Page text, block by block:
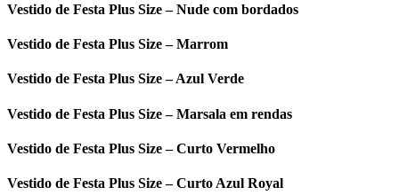
Vestido de Festa Plus Size – Nude com bordados
Vestido de Festa Plus Size – Marrom
Vestido de Festa Plus Size – Azul Verde
Vestido de Festa Plus Size – Marsala em rendas
Vestido de Festa Plus Size – Curto Vermelho
Vestido de Festa Plus Size – Curto Azul Royal